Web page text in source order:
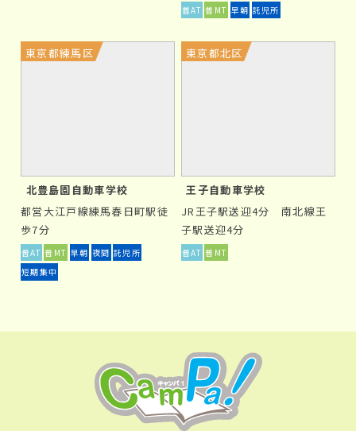
もちろんですが、自分のペースで教習を進めることができ
るため、運転をじっくり学びたい方におすすめです。
特に、女性の親御様に多い傾向がありますが、長期間自
宅を離れる事を両親が心配される場合も、毎回日帰りで
自宅から通う通学免許が適していると言えます。
まとめ
きます。それぞれのメリットとデメリットを比較してみ
て、自分に合った方法で運転免許を取得しましょう。
▶山形県の教習所一覧へ
▶東京都の教習所一覧へ
▶神奈川県の教習所一覧へ
普AT 普MT 早朝 託児所
東京都練馬区
北豊島園自動車学校
都営大江戸線練馬春日町駅徒
歩7分
普AT 普MT 早朝 夜間 託児所
短期集中
東京都北区
王子自動車学校
JR王子駅送迎4分 南北線王
子駅送迎4分
普AT 普MT